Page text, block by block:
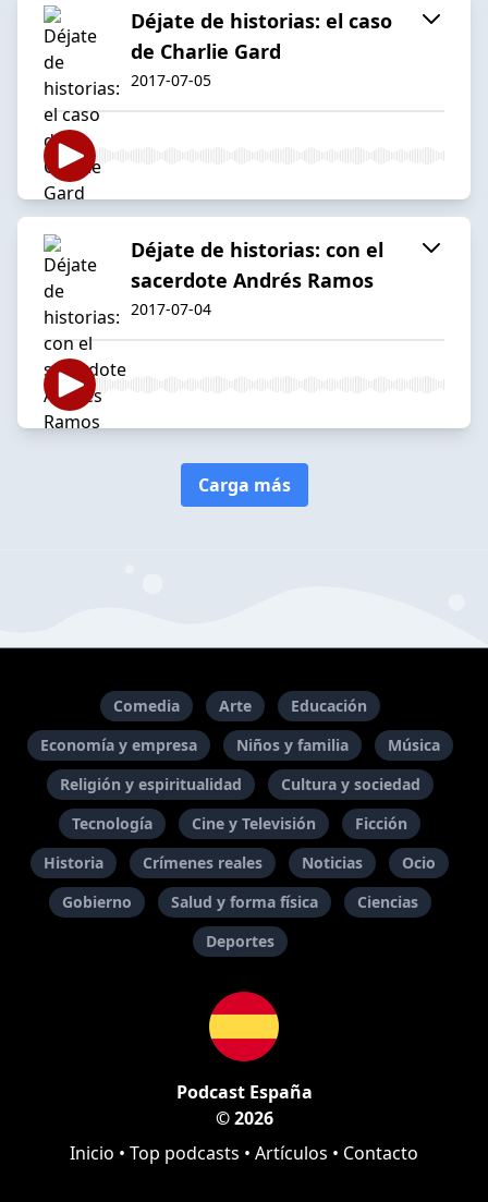
Déjate de historias: el caso
de Charlie Gard
2017-07-05
Déjate de historias: con el
sacerdote Andrés Ramos
2017-07-04
Carga más
Comedia Arte
Educación
Economía y empresa
Niños y familia
Música
Religión y espiritualidad
Cultura y sociedad
Tecnología
Cine y Televisión
Ficción
Historia
Crímenes reales Noticias
Ocio
Gobierno
Salud y forma física
Ciencias
Deportes
Podcast España
© 2026
Inicio • Top podcasts • Artículos • Contacto